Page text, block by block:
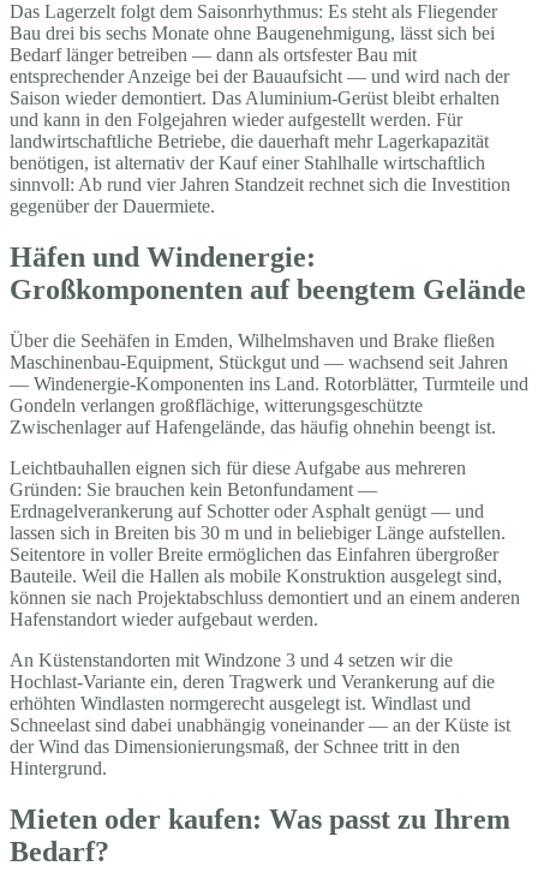
Das Lagerzelt folgt dem Saisonrhythmus: Es steht als Fliegender
Bau drei bis sechs Monate ohne Baugenehmigung, lässt sich bei
Bedarf länger betreiben — dann als ortsfester Bau mit
entsprechender Anzeige bei der Bauaufsicht — und wird nach der
Saison wieder demontiert. Das Aluminium-Gerüst bleibt erhalten
und kann in den Folgejahren wieder aufgestellt werden. Für
landwirtschaftliche Betriebe, die dauerhaft mehr Lagerkapazität
benötigen, ist alternativ der Kauf einer Stahlhalle wirtschaftlich
sinnvoll: Ab rund vier Jahren Standzeit rechnet sich die Investition
gegenüber der Dauermiete.
Häfen und Windenergie:
Großkomponenten auf beengtem Gelände
Über die Seehäfen in Emden, Wilhelmshaven und Brake fließen
Maschinenbau-Equipment, Stückgut und — wachsend seit Jahren
— Windenergie-Komponenten ins Land. Rotorblätter, Turmteile und
Gondeln verlangen großflächige, witterungsgeschützte
Zwischenlager auf Hafengelände, das häufig ohnehin beengt ist.
Leichtbauhallen eignen sich für diese Aufgabe aus mehreren
Gründen: Sie brauchen kein Betonfundament —
Erdnagelverankerung auf Schotter oder Asphalt genügt — und
lassen sich in Breiten bis 30 m und in beliebiger Länge aufstellen.
Seitentore in voller Breite ermöglichen das Einfahren übergroßer
Bauteile. Weil die Hallen als mobile Konstruktion ausgelegt sind,
können sie nach Projektabschluss demontiert und an einem anderen
Hafenstandort wieder aufgebaut werden.
An Küstenstandorten mit Windzone 3 und 4 setzen wir die
Hochlast-Variante ein, deren Tragwerk und Verankerung auf die
erhöhten Windlasten normgerecht ausgelegt ist. Windlast und
Schneelast sind dabei unabhängig voneinander — an der Küste ist
der Wind das Dimensionierungsmaß, der Schnee tritt in den
Hintergrund.
Mieten oder kaufen: Was passt zu Ihrem
Bedarf?